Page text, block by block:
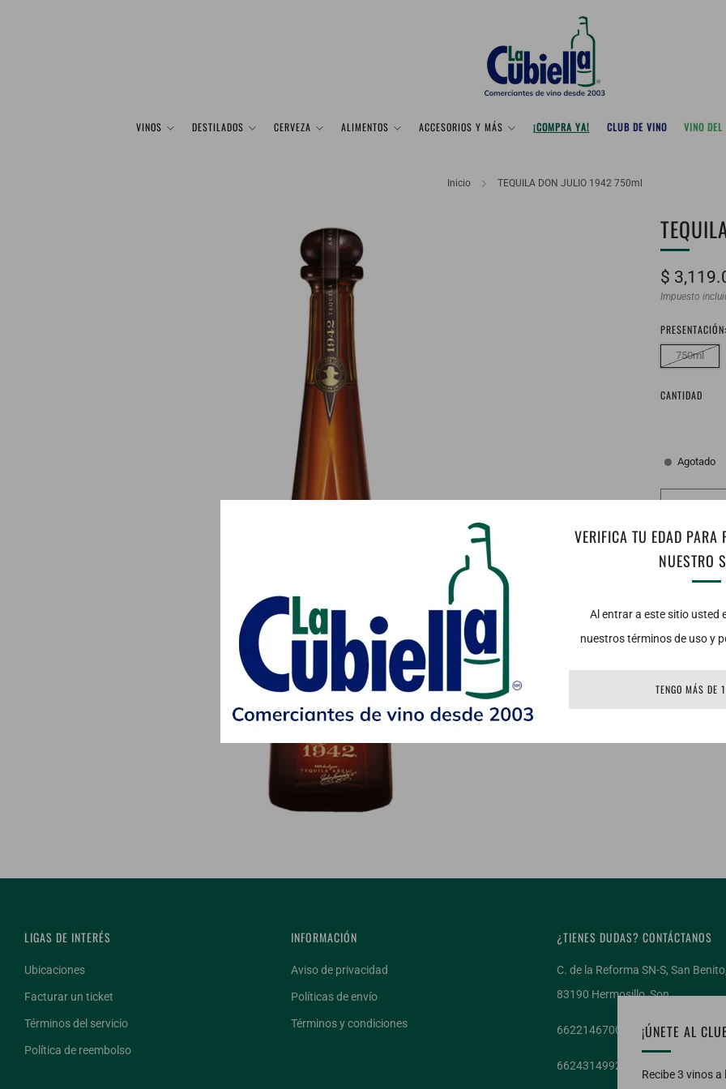
VERIFICA TU EDAD PARA
NUESTRO
Al entrar a este sitio usted
nuestros términos de uso y
TENGO MÁS DE
VINOS DESTILADOS CERVEZA ALIMENTOS ACCESORIOS Y MÁS ¡COMPRA YA! CLUB DE VINO VINO DEL
¡ÚNETE AL
Recibe 3 vinos
Inicio TEQUILA DON JULIO 1942 750ml
Precio
habitual
$
Impuesto
PRESENTACIÓN:
750ml
CANTIDAD
Agotado
Nariz:
chocolate,
Boca: Cubre
subtonos de
LIGAS DE INTERÉS
Ubicaciones
Facturar un ticket
Términos del servicio
Política de reembolso
INFORMACIÓN
Aviso de privacidad
Políticas de envío
Términos y condiciones
¿TIENES DUDAS? CONTÁCTANOS
C. de la Reforma SN-S, San Benito,
83190 Hermosillo, Son.
6622146700 - Tel. de tiendas
6624314992 - WhatsApp